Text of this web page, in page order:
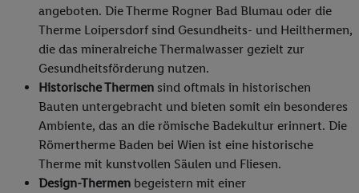
angeboten. Die Therme Rogner Bad Blumau oder die
Therme Loipersdorf sind Gesundheits- und Heilthermen,
die das mineralreiche Thermalwasser gezielt zur
Gesundheitsförderung nutzen.
Historische Thermen sind oftmals in historischen
Bauten untergebracht und bieten somit ein besonderes
Ambiente, das an die römische Badekultur erinnert. Die
Römertherme Baden bei Wien ist eine historische
Therme mit kunstvollen Säulen und Fliesen.
Design-Thermen begeistern mit einer